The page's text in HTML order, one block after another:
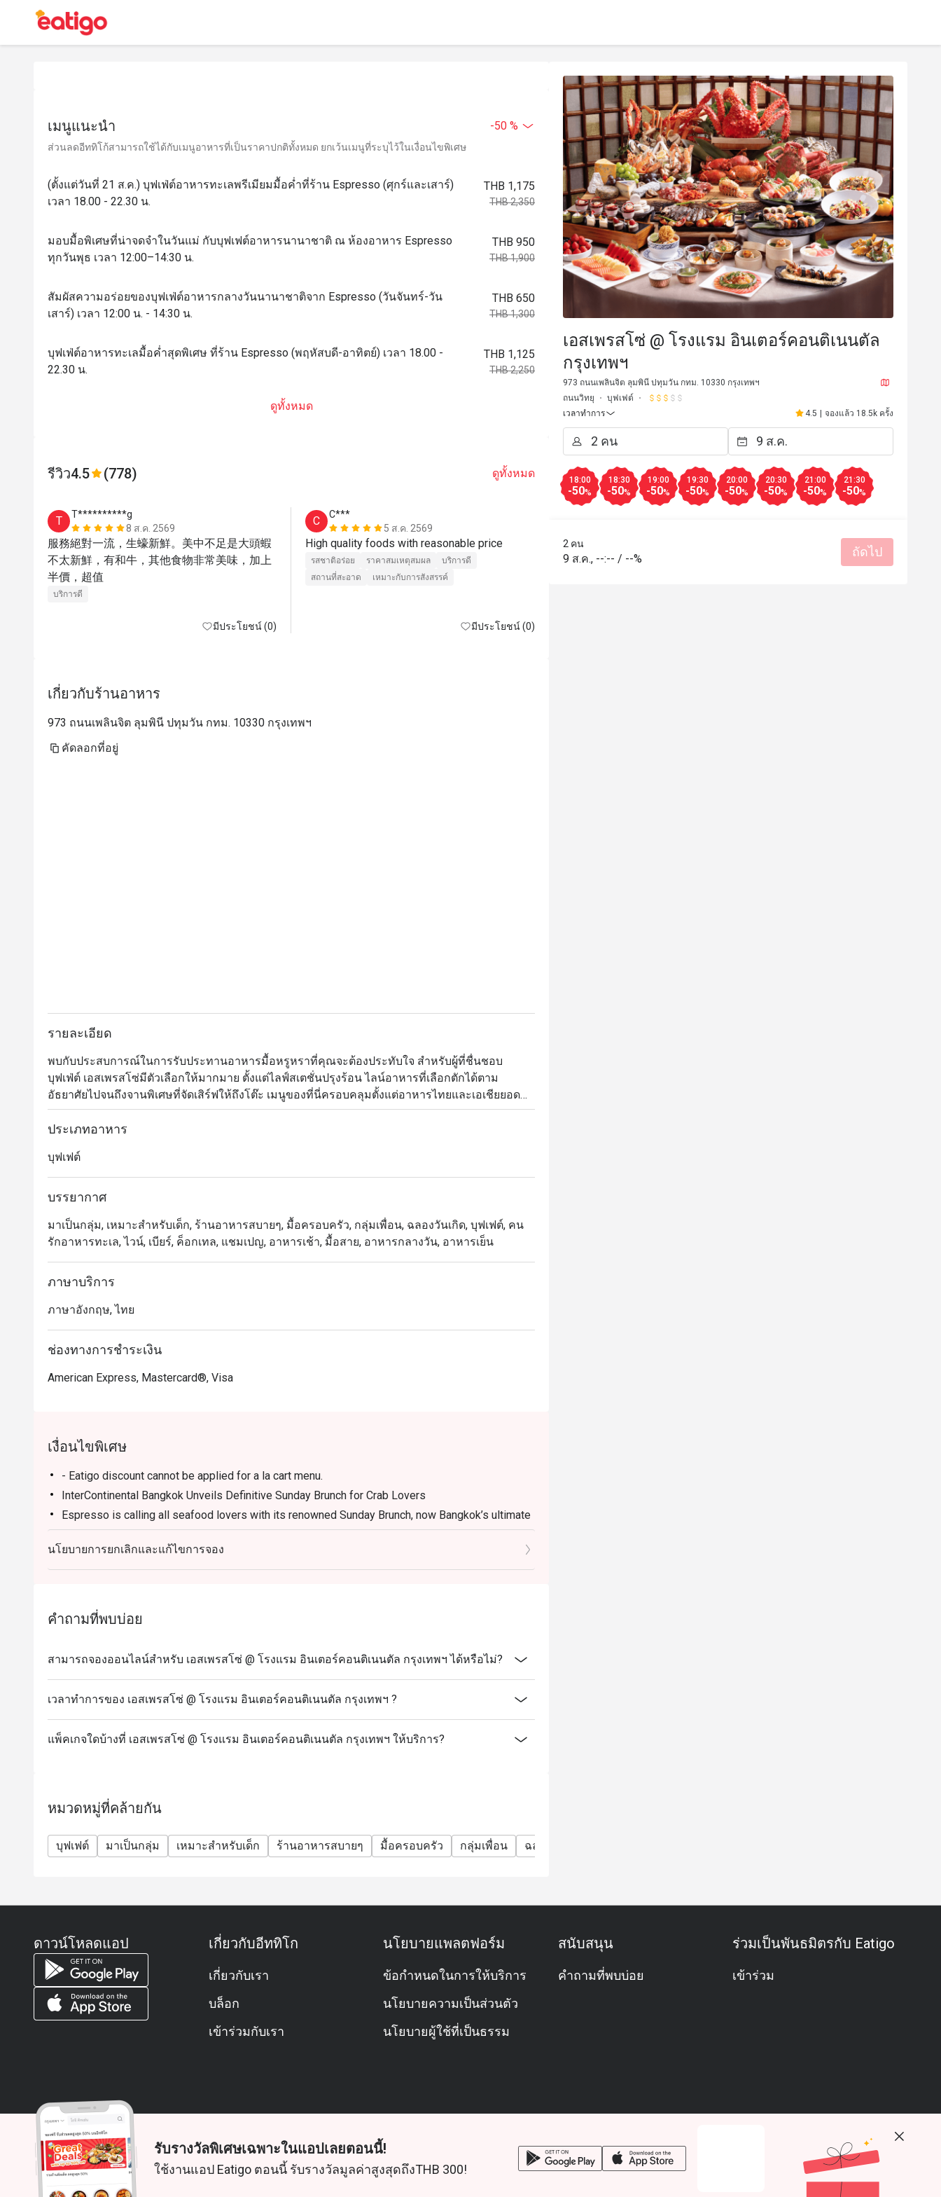
เมนูแนะนำ -50 %
ส่วนลดอีททิโก้สามารถใช้ได้กับเมนูอาหารที่เป็นราคาปกติทั้งหมด ยกเว้นเมนูที่ระบุไว้ในเงื่อนไขพิเศษ
(ตั้งแต่วันที่ 21 ส.ค.) บุฟเฟ่ต์อาหารทะเลพรีเมียมมื้อค่ำที่ร้าน Espresso (ศุกร์และเสาร์)
เวลา 18.00 - 22.30 น.
THB 1,175
THB 2,350
มอบมื้อพิเศษที่น่าจดจำในวันแม่ กับบุฟเฟต์อาหารนานาชาติ ณ ห้องอาหาร Espresso
ทุกวันพุธ เวลา 12:00–14:30 น.
THB 950
THB 1,900
สัมผัสความอร่อยของบุฟเฟ่ต์อาหารกลางวันนานาชาติจาก Espresso (วันจันทร์-วัน
เสาร์) เวลา 12:00 น. - 14:30 น.
THB 650
THB 1,300
บุฟเฟ่ต์อาหารทะเลมื้อค่ำสุดพิเศษ ที่ร้าน Espresso (พฤหัสบดี-อาทิตย์) เวลา 18.00 -
22.30 น.
THB 1,125
THB 2,250
ดูทั้งหมด
รีวิว4.5 (778) ดูทั้งหมด
T
T**********g
8 ส.ค. 2569
服務絕對一流，生蠔新鮮。美中不足是大頭蝦
不太新鮮，有和牛，其他食物非常美味，加上
半價，超值
บริการดี
มีประโยชน์ (0)
C
C***
5 ส.ค. 2569
รสชาติอร่อย ราคาสมเหตุสมผล
บริการดี
สถานที่สะอาด
เหมาะกับการสังสรรค์
มีประโยชน์ (0)
ดีมาก
รสชาติอร่อย ราคาสมเหตุสมผล
Great service and was
เกี่ยวกับร้านอาหาร
973 ถนนเพลินจิต ลุมพินี ปทุมวัน กทม. 10330 กรุงเทพฯ
คัดลอกที่อยู่
รายละเอียด
พบกับประสบการณ์ในการรับประทานอาหารมื้อหรูหราที่คุณจะต้องประทับใจ สำหรับผู้ที่ชื่นชอบ
บุฟเฟ่ต์ เอสเพรสโซ่มีตัวเลือกให้มากมาย ตั้งแต่ไลฟ์สเตชั่นปรุงร้อน ไลน์อาหารที่เลือกตักได้ตาม
อัธยาศัยไปจนถึงจานพิเศษที่จัดเสิร์ฟให้ถึงโต๊ะ เมนูของที่นี่ครอบคลุมตั้งแต่อาหารไทยและเอเชียยอด
นิยมอย่างอาหารจีนและญี่ปุ่น ตลอดจนอาหารเมดิเตอร์เรเนียนและเมนูจากฝั่งตะวันตก ราคาของ
บุฟเฟ่ต์แตกต่างกันตามมื้อที่เลือก ส่วนไฮไลต์เด็ดที่ลูกค้าขาประจำต่างยกนิ้วให้คือซีฟู้ดบุฟเฟ่ต์
Espresso @ InterContinental Bangkok เป็นห้องอาหารบุฟเฟ่ต์นานาชาติระดับพรีเมียม ตั้งอยู่ที่ชั้น M
ของโรงแรม InterContinental Bangkok เชื่อมต่อโดยตรงกับ สถานีรถไฟฟ้า BTS ชิดลม โดดเด่นด้วย
บรรยากาศหรูหรา สงบ และผ่อนคลาย พร้อมการบริการที่เอาใจใส่ในทุกรายละเอียด เมนูแนะนำที่ไม่
พูดถึง
เหมาะสำหรับทั้งคนท้องถิ่นและนักท่องเที่ยว Espresso ถือเป็นจุดหมายยอดนิยมของครอบครัวและ
กลุ่มเพื่อนในกรุงเทพฯ ที่ต้องการเพลิดเพลินกับบุฟเฟ่ต์กลางวันและดินเนอร์สุดหรู สำหรับนักท่องเที่ยว ที่
ระดับ
การจองผ่านแอปหรือเว็บไซต์ Eatigo คือวิธีที่ชาญฉลาดที่สุดในการรับประทานอาหาร เพียงเลือกช่วง
ประเภทอาหาร
บุฟเฟต์
บรรยากาศ
มาเป็นกลุ่ม, เหมาะสำหรับเด็ก, ร้านอาหารสบายๆ, มื้อครอบครัว, กลุ่มเพื่อน, ฉลองวันเกิด, บุฟเฟต์, คน
รักอาหารทะเล, ไวน์, เบียร์, ค็อกเทล, แชมเปญ, อาหารเช้า, มื้อสาย, อาหารกลางวัน, อาหารเย็น
ภาษาบริการ
ภาษาอังกฤษ, ไทย
ช่องทางการชำระเงิน
American Express, Mastercard®, Visa
เงื่อนไขพิเศษ
- Eatigo discount cannot be applied for a la cart menu.
InterContinental Bangkok Unveils Definitive Sunday Brunch for Crab Lovers
Espresso is calling all seafood lovers with its renowned Sunday Brunch, now Bangkok’s ultimate
seafood destination. With unmatched freshness and choice as well as the widest array of
preparations in the city, InterContinental Bangkok is now the place to visit each Sunday to savour
Seafood on Ice display, prized varieties include Golden King Crab, Chilean King Crab, Snow Crab,
Proving the spread as a superior experience in Bangkok, each diner is also given the opportunity
Thermidor Gratin Caribbean Rock Lobster, Australian Wagyu Sirloin Beef Steak with Garlic Fresh
Herbs and Red Wine Sauce, Grilled Tiger Prawns with Lemon and Caper Butter Sauce, and
Australian Lamb Chop with Fresh Herbs and Black Pepper Sauce.
Price: THB 2,900++ per person.
Premium Seafood Dinner Buffet at Espresso
Indulge in our premium seafood dinner buffet every Friday and Saturday at Espresso.
assorted premium sushi, sashimi, and prawn tempura, as well as grilled salmon, snow fish, and
Don't miss the hot carving station with roasted prime rib and Australian lamb leg. Savour pasta
from the live cooking station, premium cold cuts, and our signature local noodle soup. End on a
sweet note with a variety of desserts and ice cream.
Price: THB 2,250++ per person.
Unlimited soft drinks for an additional THB 160++ per person.
Available Friday and Saturday at Espresso from 18:00 to 22:30 hrs.
Immerse yourself in culinary delight featuring Thai and South East Asian selections, an Indian &
Middle East counter, Sushi bar, Chinese Dim Sum and BBQ, Western delicacies including
premium imported cold cuts, cheeses and much more to experience at our live cooking stations.
Conclude your dining journey with a delightful selection from our dessert corner and ice cream
offerings.
นโยบายการยกเลิกและแก้ไขการจอง
คำถามที่พบบ่อย
สามารถจองออนไลน์สำหรับ เอสเพรสโซ่ @ โรงแรม อินเตอร์คอนติเนนตัล กรุงเทพฯ ได้หรือไม่?
เวลาทำการของ เอสเพรสโซ่ @ โรงแรม อินเตอร์คอนติเนนตัล กรุงเทพฯ ?
แพ็คเกจใดบ้างที่ เอสเพรสโซ่ @ โรงแรม อินเตอร์คอนติเนนตัล กรุงเทพฯ ให้บริการ?
หมวดหมู่ที่คล้ายกัน
บุฟเฟต์ มาเป็นกลุ่ม เหมาะสำหรับเด็ก ร้านอาหารสบายๆ มื้อครอบครัว กลุ่มเพื่อน ฉลองวันเกิด
เอสเพรสโซ่ @ โรงแรม อินเตอร์คอนติเนนตัล
กรุงเทพฯ
973 ถนนเพลินจิต ลุมพินี ปทุมวัน กทม. 10330 กรุงเทพฯ
ถนนวิทยุ
บุฟเฟต์
เวลาทำการ
4.5 | จองแล้ว 18.5k ครั้ง
18:00
-50%
18:30
-50%
19:00
-50%
19:30
-50%
20:00
-50%
20:30
-50%
21:00
-50%
21:30
-50%
2 คน
9 ส.ค., --:-- / --% ถัดไป
ดาวน์โหลดแอป เกี่ยวกับอีททิโก
เกี่ยวกับเรา
บล็อก
เข้าร่วมกับเรา
นโยบายแพลตฟอร์ม
ข้อกำหนดในการให้บริการ
นโยบายความเป็นส่วนตัว
นโยบายผู้ใช้ที่เป็นธรรม
สนับสนุน
คำถามที่พบบ่อย
ร่วมเป็นพันธมิตรกับ Eatigo
เข้าร่วม
© 2026 Zoek. สงวนลิขสิทธิ์
รับรางวัลพิเศษเฉพาะในแอปเลยตอนนี้!
ใช้งานแอป Eatigo ตอนนี้ รับรางวัลมูลค่าสูงสุดถึงTHB 300!